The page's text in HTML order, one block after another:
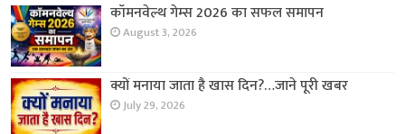
कॉमनवेल्थ गेम्स 2026 का सफल समापन
August 3, 2026
क्यों मनाया जाता है खास दिन?…जाने पूरी खबर
July 29, 2026